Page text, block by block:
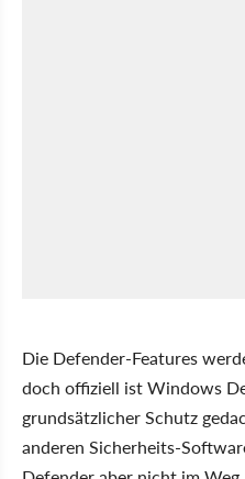
Die Defender-Features
doch offiziell ist Windows
grundsätzlicher Schutz
anderen Sicherheits-